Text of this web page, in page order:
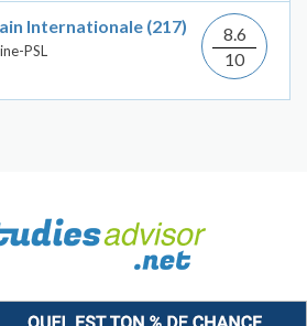
Internationale (217)
PSL
8.6
10